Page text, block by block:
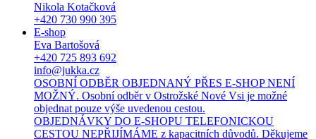
Nikola Kotačková
+420 730 990 395
E-shop
Eva Bartošová
+420 725 893 692
info@jukka.cz
OSOBNÍ ODBĚR OBJEDNANÝ PŘES E-SHOP NENÍ
MOŽNÝ. Osobní odběr v Ostrožské Nové Vsi je možné
objednat pouze výše uvedenou cestou.
OBJEDNÁVKY DO E-SHOPU TELEFONICKOU
CESTOU NEPŘIJÍMÁME z kapacitních důvodů. Děkujeme